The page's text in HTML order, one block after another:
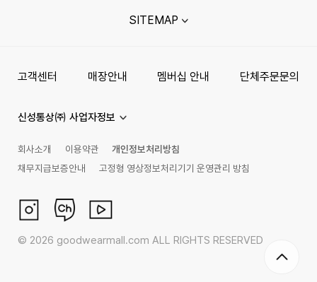
SITEMAP
고객센터 매장안내 멤버십 안내 단체주문문의
신성통상㈜ 사업자정보
회사소개 이용약관
개인정보처리방침
채무지급보증안내
고정형 영상정보처리기기 운영관리 방침
© 2026 goodwearmall.com ALL RIGHTS RESERVED